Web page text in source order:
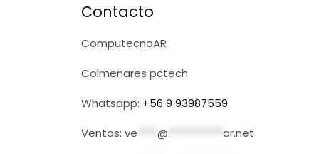
Contacto
ComputecnoAR
Colmenares pctech
Whatsapp: +56 9 93987559
Ventas: ve @
ar.net